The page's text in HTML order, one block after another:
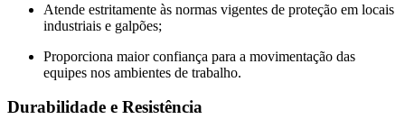
Atende estritamente às normas vigentes de proteção em locais
industriais e galpões;
Proporciona maior confiança para a movimentação das
equipes nos ambientes de trabalho.
Durabilidade e Resistência